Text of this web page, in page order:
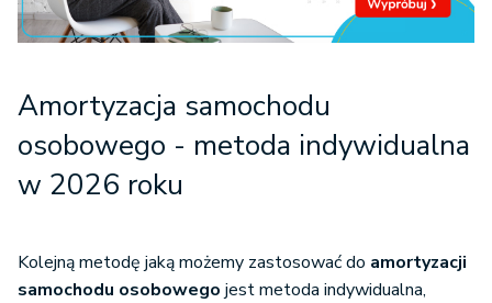
Amortyzacja samochodu
osobowego - metoda indywidualna
w 2026 roku
Kolejną metodę jaką możemy zastosować do amortyzacji
samochodu osobowego jest metoda indywidualna,